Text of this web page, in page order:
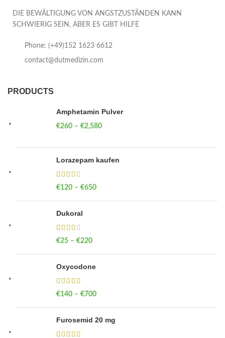
DIE BEWÄLTIGUNG VON ANGSTZUSTÄNDEN KANN
SCHWIERIG SEIN, ABER ES GIBT HILFE
Phone: (+49)152 1623 6612
contact@dutmedizin.com
PRODUCTS
Amphetamin Pulver
€260 – €2,580
Lorazepam kaufen
€120 – €650
Dukoral
€25 – €220
Oxycodone
€140 – €700
Furosemid 20 mg